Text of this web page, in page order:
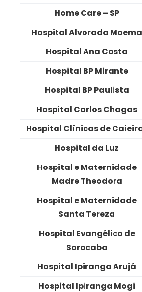
Home Care – SP
Hospital Alvorada Moema
Hospital Ana Costa
Hospital BP Mirante
Hospital BP Paulista
Hospital Carlos Chagas
Hospital Clínicas de
Hospital da Luz
Hospital e Maternidade
Madre Theodora
Hospital e Maternidade
Santa Tereza
Hospital Evangélico de
Sorocaba
Hospital Ipiranga Arujá
Hospital Ipiranga Mogi